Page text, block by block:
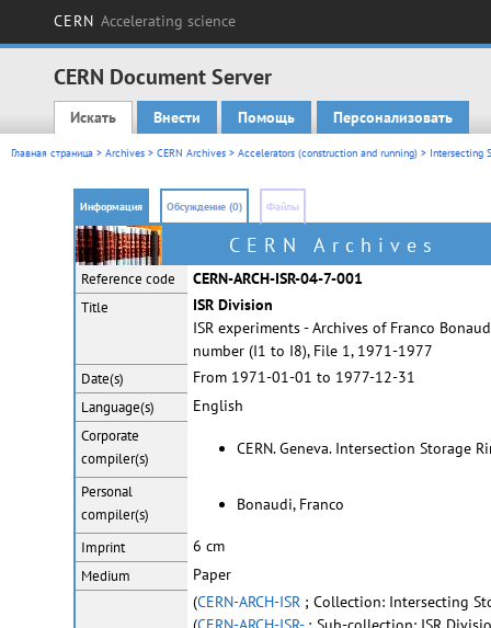
CERN Accelerating science
CERN Document Server
Main menu
Искать Внести Помощь Персонализовать
Главная страница > Archives > CERN Archives > Accelerators (construction and running) > Intersecting
Информация Обсуждение (0) Файлы
CERN Archives
Reference code CERN-ARCH-ISR-04-7-001
Title
ISR Division
ISR experiments - Archives of Franco
number (I1 to I8), File 1, 1971-1977
Date(s) From 1971-01-01 to 1977-12-31
Language(s) English
Corporate
compiler(s)
CERN. Geneva. Intersection Storage
Personal
compiler(s)
Bonaudi, Franco
Imprint 6 cm
Medium
Paper
(CERN-ARCH-ISR ; Collection: Intersecting